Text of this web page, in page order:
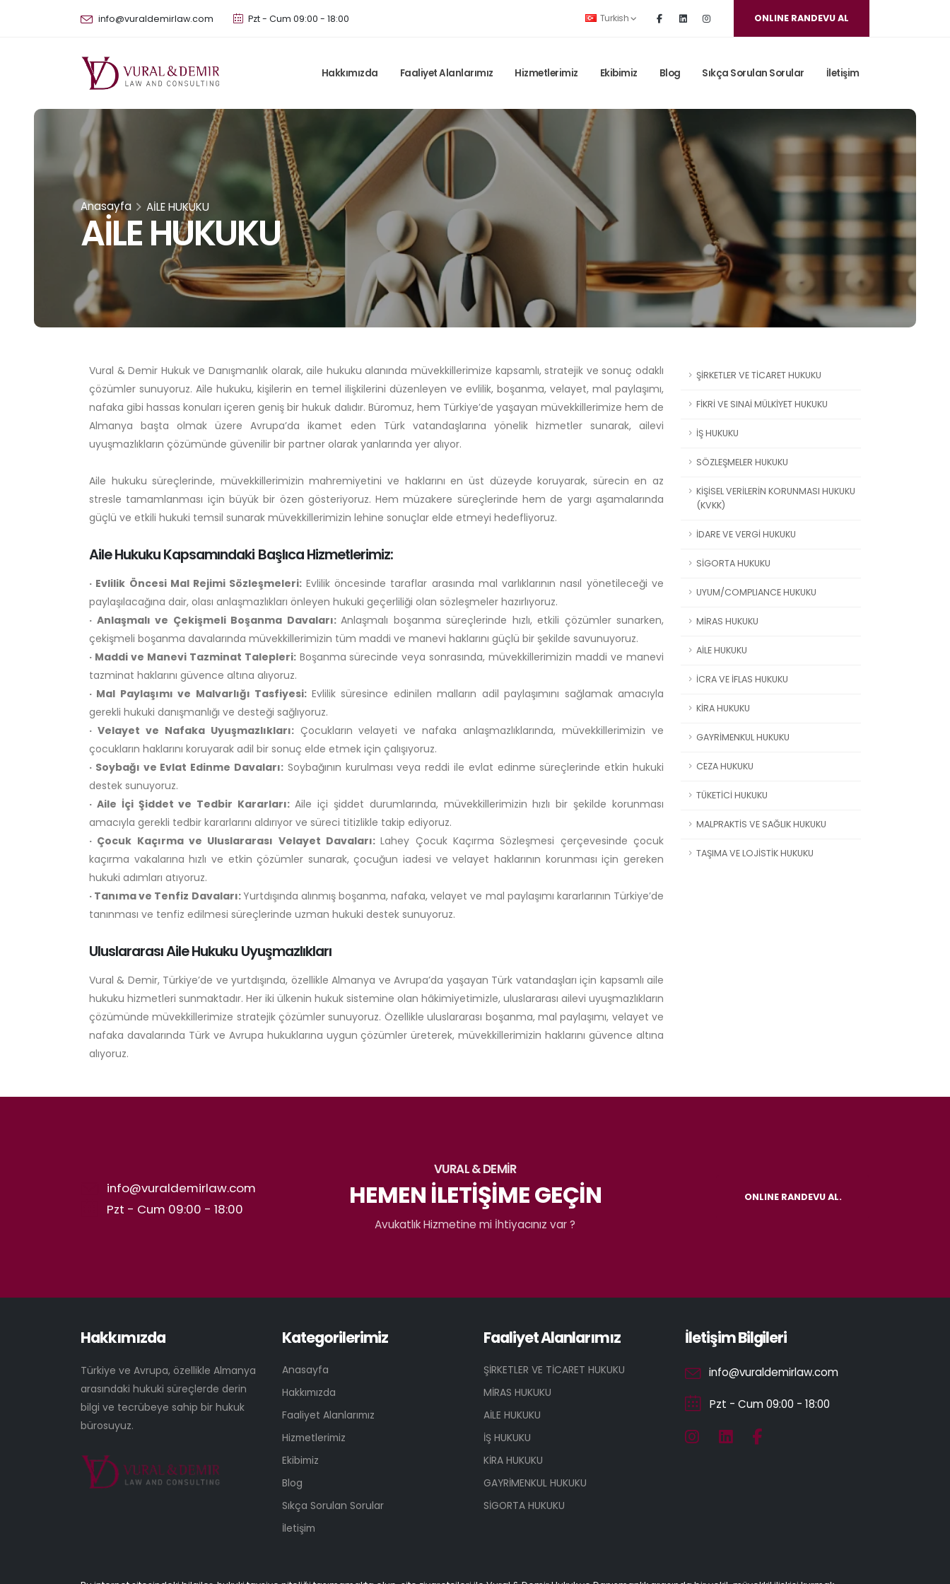
info@vuraldemirlaw.com Pzt - Cum 09:00 - 18:00 Turkish ONLINE RANDEVU AL
Hakkımızda Faaliyet Alanlarımız Hizmetlerimiz Ekibimiz Blog Sıkça Sorulan Sorular İletişim
Anasayfa AİLE HUKUKU
AİLE HUKUKU
Vural & Demir Hukuk ve Danışmanlık olarak, aile hukuku alanında müvekkillerimize kapsamlı, stratejik ve sonuç odaklı
çözümler sunuyoruz. Aile hukuku, kişilerin en temel ilişkilerini düzenleyen ve evlilik, boşanma, velayet, mal paylaşımı,
nafaka gibi hassas konuları içeren geniş bir hukuk dalıdır. Büromuz, hem Türkiye’de yaşayan müvekkillerimize hem de
Almanya başta olmak üzere Avrupa’da ikamet eden Türk vatandaşlarına yönelik hizmetler sunarak, ailevi
uyuşmazlıkların çözümünde güvenilir bir partner olarak yanlarında yer alıyor.
Aile hukuku süreçlerinde, müvekkillerimizin mahremiyetini ve haklarını en üst düzeyde koruyarak, sürecin en az
stresle tamamlanması için büyük bir özen gösteriyoruz. Hem müzakere süreçlerinde hem de yargı aşamalarında
güçlü ve etkili hukuki temsil sunarak müvekkillerimizin lehine sonuçlar elde etmeyi hedefliyoruz.
Aile Hukuku Kapsamındaki Başlıca Hizmetlerimiz:
· Evlilik Öncesi Mal Rejimi Sözleşmeleri: Evlilik öncesinde taraflar arasında mal varlıklarının nasıl yönetileceği ve
paylaşılacağına dair, olası anlaşmazlıkları önleyen hukuki geçerliliği olan sözleşmeler hazırlıyoruz.
· Anlaşmalı ve Çekişmeli Boşanma Davaları: Anlaşmalı boşanma süreçlerinde hızlı, etkili çözümler sunarken,
çekişmeli boşanma davalarında müvekkillerimizin tüm maddi ve manevi haklarını güçlü bir şekilde savunuyoruz.
· Maddi ve Manevi Tazminat Talepleri:Boşanma sürecinde veya sonrasında, müvekkillerimizin maddi ve manevi
tazminat haklarını güvence altına alıyoruz.
· Mal Paylaşımı ve Malvarlığı Tasfiyesi: Evlilik süresince edinilen malların adil paylaşımını sağlamak amacıyla
gerekli hukuki danışmanlığı ve desteği sağlıyoruz.
· Velayet ve Nafaka Uyuşmazlıkları:Çocukların velayeti ve nafaka anlaşmazlıklarında, müvekkillerimizin ve
çocukların haklarını koruyarak adil bir sonuç elde etmek için çalışıyoruz.
· Soybağı ve Evlat Edinme Davaları: Soybağının kurulması veya reddi ile evlat edinme süreçlerinde etkin hukuki
destek sunuyoruz.
· Aile İçi Şiddet ve Tedbir Kararları:Aile içi şiddet durumlarında, müvekkillerimizin hızlı bir şekilde korunması
amacıyla gerekli tedbir kararlarını aldırıyor ve süreci titizlikle takip ediyoruz.
· Çocuk Kaçırma ve Uluslararası Velayet Davaları:Lahey Çocuk Kaçırma Sözleşmesi çerçevesinde çocuk
kaçırma vakalarına hızlı ve etkin çözümler sunarak, çocuğun iadesi ve velayet haklarının korunması için gereken
hukuki adımları atıyoruz.
· Tanıma ve Tenfiz Davaları:Yurtdışında alınmış boşanma, nafaka, velayet ve mal paylaşımı kararlarının Türkiye’de
tanınması ve tenfiz edilmesi süreçlerinde uzman hukuki destek sunuyoruz.
Uluslararası Aile Hukuku Uyuşmazlıkları
Vural & Demir, Türkiye’de ve yurtdışında, özellikle Almanya ve Avrupa’da yaşayan Türk vatandaşları için kapsamlı aile
hukuku hizmetleri sunmaktadır. Her iki ülkenin hukuk sistemine olan hâkimiyetimizle, uluslararası ailevi uyuşmazlıkların
çözümünde müvekkillerimize stratejik çözümler sunuyoruz. Özellikle uluslararası boşanma, mal paylaşımı, velayet ve
nafaka davalarında Türk ve Avrupa hukuklarına uygun çözümler üreterek, müvekkillerimizin haklarını güvence altına
alıyoruz.
ŞİRKETLER VE TİCARET HUKUKU
FİKRİ VE SINAİ MÜLKİYET HUKUKU
İŞ HUKUKU
SÖZLEŞMELER HUKUKU
KİŞİSEL VERİLERİN KORUNMASI HUKUKU
(KVKK)
İDARE VE VERGİ HUKUKU
SİGORTA HUKUKU
UYUM/COMPLIANCE HUKUKU
MİRAS HUKUKU
AİLE HUKUKU
İCRA VE İFLAS HUKUKU
KİRA HUKUKU
GAYRİMENKUL HUKUKU
CEZA HUKUKU
TÜKETİCİ HUKUKU
MALPRAKTİS VE SAĞLIK HUKUKU
TAŞIMA VE LOJİSTİK HUKUKU
info@vuraldemirlaw.com
Pzt - Cum 09:00 - 18:00
VURAL & DEMİR
HEMEN İLETİŞİME GEÇİN
Avukatlık Hizmetine mi İhtiyacınız var ?
ONLINE RANDEVU AL.
Hakkımızda
Türkiye ve Avrupa, özellikle Almanya
arasındaki hukuki süreçlerde derin
bilgi ve tecrübeye sahip bir hukuk
bürosuyuz.
Kategorilerimiz
Anasayfa
Hakkımızda
Faaliyet Alanlarımız
Hizmetlerimiz
Ekibimiz
Blog
Sıkça Sorulan Sorular
İletişim
Faaliyet Alanlarımız
ŞİRKETLER VE TİCARET HUKUKU
MİRAS HUKUKU
AİLE HUKUKU
İŞ HUKUKU
KİRA HUKUKU
GAYRİMENKUL HUKUKU
SİGORTA HUKUKU
İletişim Bilgileri
info@vuraldemirlaw.com
Pzt - Cum 09:00 - 18:00